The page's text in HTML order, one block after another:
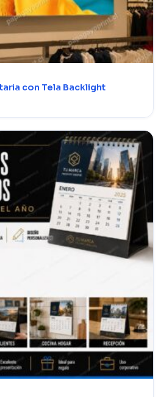
con Tela Backlight